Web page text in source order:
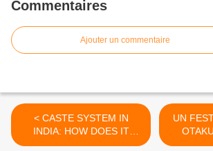
Commentaires
Ajouter un commentaire
< CASTE SYSTEM IN
INDIA: HOW DOES IT
WORK?
UN